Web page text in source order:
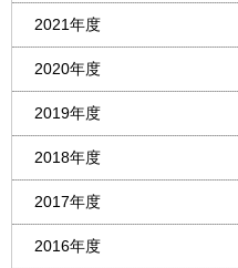
2021年度
2020年度
2019年度
2018年度
2017年度
2016年度